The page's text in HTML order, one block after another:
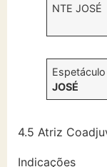
NTE JOSÉ
JOSÉ
4.5 Atriz
Indicações